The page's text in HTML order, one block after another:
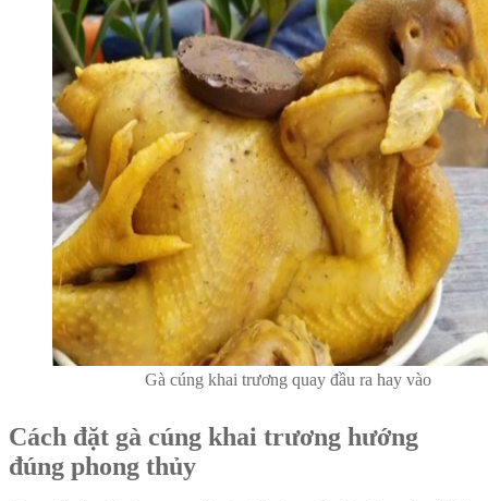
Gà cúng khai trương quay đầu ra hay vào
Cách đặt gà cúng khai trương hướng
đúng phong thủy